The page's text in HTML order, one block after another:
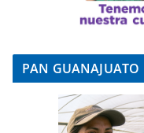
PAN GUANAJUATO